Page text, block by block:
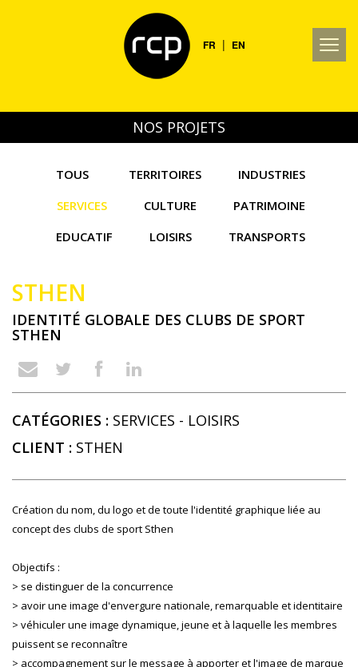
FR | EN
NOS PROJETS
TOUS TERRITOIRES
INDUSTRIES
SERVICES
CULTURE
PATRIMOINE
EDUCATIF
LOISIRS TRANSPORTS
STHEN
IDENTITÉ GLOBALE DES CLUBS DE SPORT
STHEN
CATÉGORIES : SERVICES - LOISIRS
CLIENT : STHEN
Création du nom, du logo et de toute l'identité graphique liée au
concept des clubs de sport Sthen
Objectifs :
> se distinguer de la concurrence
> avoir une image d'envergure nationale, remarquable et identitaire
> véhiculer une image dynamique, jeune et à laquelle les membres
puissent se reconnaître
> accompagnement sur le message à apporter et l'image de marque